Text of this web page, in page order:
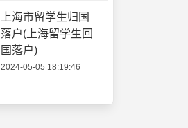
上海市留学生归国
落户(上海留学生回
国落户)
2024-05-05 18:19:46